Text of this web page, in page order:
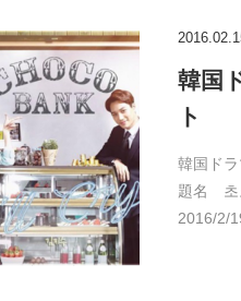
韓国
ト
韓国ド
題名 초
2016/2/